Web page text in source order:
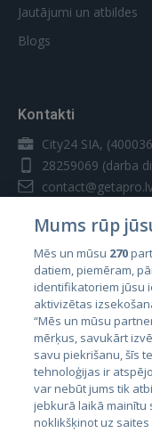
Jautājumi un atbildes
Blogs
Kontakti
City24 SIA,
28259069 (darba
Valstis
Igaunija
Latvija
Lietuva
Mums rūp
Mēs un mūsu 270
datiem, piemēram,
identifikatoriem jūsu
aktivizētas
“Mēs un mūsu
mērķus, savukārt
savu piekrišanu, šīs
tehnoloģijas ir
var nebūt jums tik
jebkurā laikā mainītu
noklikšķinot uz